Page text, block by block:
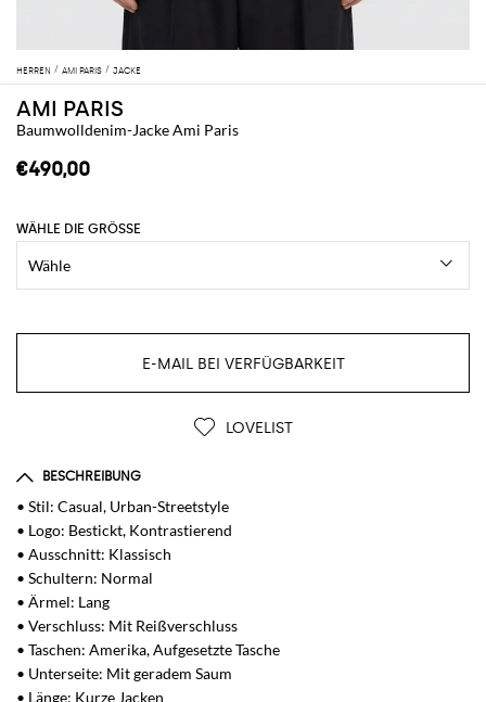
HERREN AMI PARIS JACKE
AMI PARIS
Baumwolldenim-Jacke Ami Paris
€490,00
WÄHLE DIE GRÖSSE
E-MAIL BEI VERFÜGBARKEIT
LOVELIST
BESCHREIBUNG
• Stil: Casual, Urban-Streetstyle
• Logo: Bestickt, Kontrastierend
• Ausschnitt: Klassisch
• Schultern: Normal
• Ärmel: Lang
• Verschluss: Mit Reißverschluss
• Taschen: Amerika, Aufgesetzte Tasche
• Unterseite: Mit geradem Saum
• Länge: Kurze Jacken